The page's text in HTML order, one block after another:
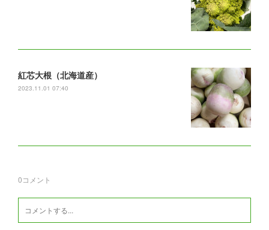
紅芯大根（北海道産）
2023.11.01 07:40
0コメント